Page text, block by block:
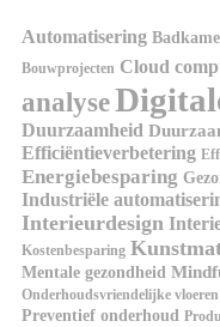
Automatisering
Bouwprojecten Cloud
analyse
Duurzaamheid
Efficiëntieverbetering
Energiebesparing
Industriële
Interieurdesign
Kostenbesparing
Mentale gezondheid
Onderhoudsvriendelijke vloeren
Preventief onderhoud